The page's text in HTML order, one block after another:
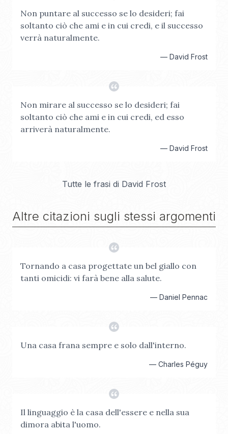
Non puntare al successo se lo desideri; fai
soltanto ciò che ami e in cui credi, e il successo
verrà naturalmente.
— David Frost
Non mirare al successo se lo desideri; fai
soltanto ciò che ami e in cui credi, ed esso
arriverà naturalmente.
— David Frost
Tutte le frasi di David Frost
Altre citazioni sugli stessi argomenti
Tornando a casa progettate un bel giallo con
tanti omicidi: vi farà bene alla salute.
— Daniel Pennac
Una casa frana sempre e solo dall'interno.
— Charles Péguy
Il linguaggio è la casa dell'essere e nella sua
dimora abita l'uomo.